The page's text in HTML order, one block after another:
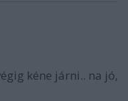
kéne járni.. na jó,